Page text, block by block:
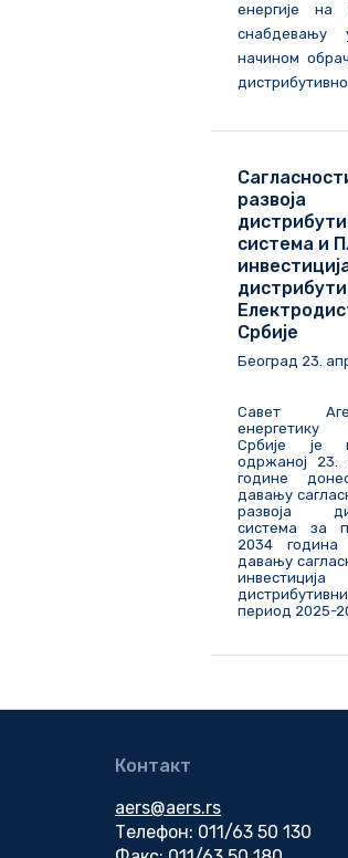
енергије на
снабдевању
начином
развоја
система и
Србије
Београд 23.
Савет
Србије је
одржаној 23.
године
давању
развоја
система за
2034
давању
период 2025-
Контакт
aers@aers.rs
Телефон: 011/63 50 130